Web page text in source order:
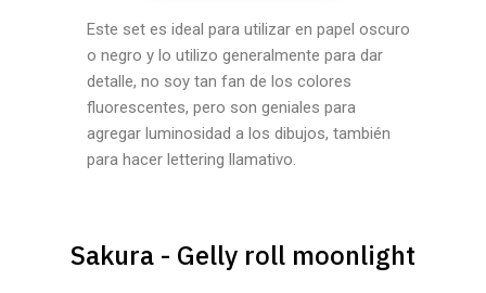
Este set es ideal para utilizar en papel oscuro
o negro y lo utilizo generalmente para dar
detalle, no soy tan fan de los colores
fluorescentes, pero son geniales para
agregar luminosidad a los dibujos, también
para hacer lettering llamativo.
Sakura - Gelly roll moonlight